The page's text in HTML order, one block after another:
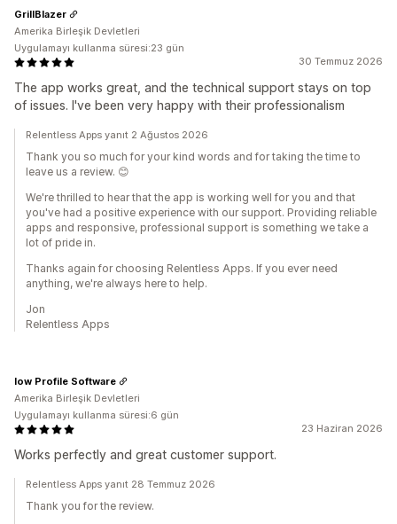
30 Temmuz 2026
The app works great, and the technical support stays on top
of issues. I've been very happy with their professionalism
GrillBlazer
Amerika Birleşik Devletleri
Uygulamayı kullanma süresi:23 gün
Relentless Apps yanıt 2 Ağustos 2026
Thank you so much for your kind words and for taking the time to
leave us a review. 😊
We're thrilled to hear that the app is working well for you and that
you've had a positive experience with our support. Providing reliable
apps and responsive, professional support is something we take a
lot of pride in.
Thanks again for choosing Relentless Apps. If you ever need
anything, we're always here to help.
Jon
Relentless Apps
23 Haziran 2026
Works perfectly and great customer support.
low Profile Software
Amerika Birleşik Devletleri
Uygulamayı kullanma süresi:6 gün
Relentless Apps yanıt 28 Temmuz 2026
Thank you for the review.